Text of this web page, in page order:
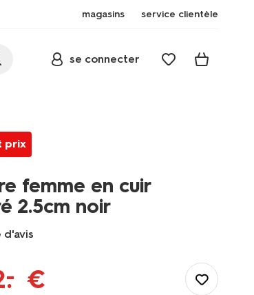
magasins service clientèle
se connecter
prix
femme en cuir
2.5cm noir
d'avis
.
– €